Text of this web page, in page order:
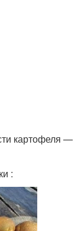
картофеля —
: